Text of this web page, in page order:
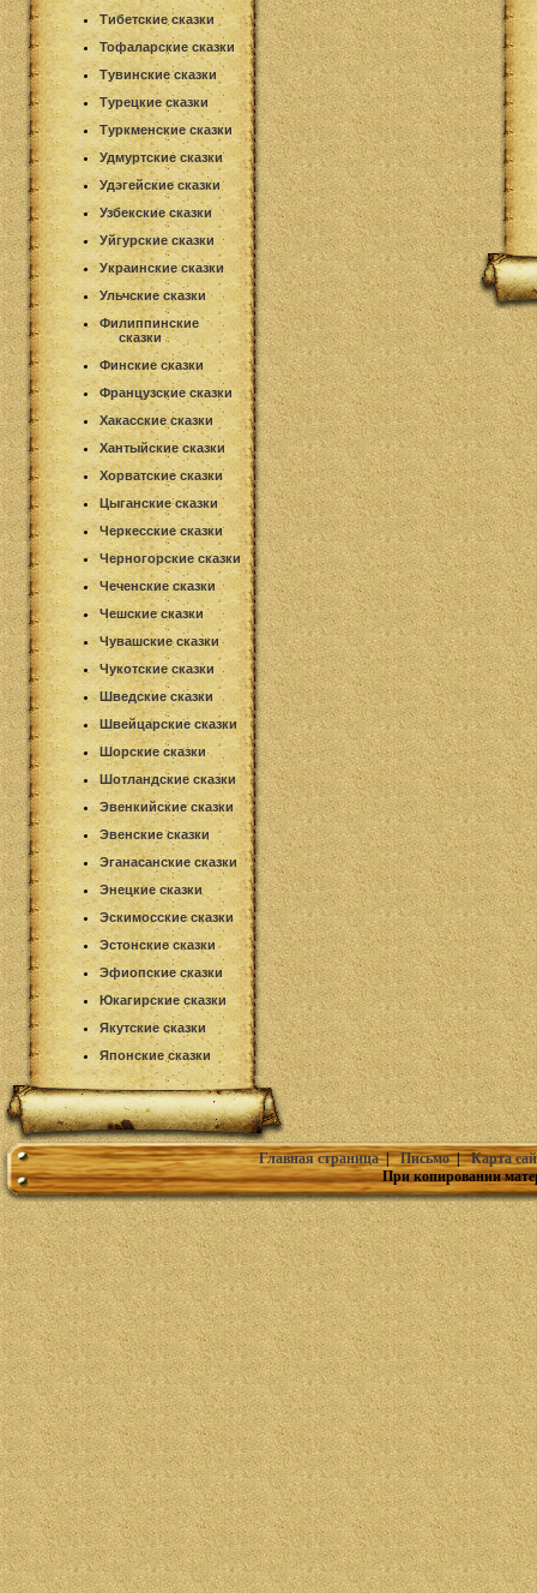
Тибетские сказки
Тофаларские сказки
Тувинские сказки
Турецкие сказки
Туркменские сказки
Удмуртские сказки
Удэгейские сказки
Узбекские сказки
Уйгурские сказки
Украинские сказки
Ульчские сказки
Филиппинские
сказки
Финские сказки
Французские сказки
Хакасские сказки
Хантыйские сказки
Хорватские сказки
Цыганские сказки
Черкесские сказки
Черногорские сказки
Чеченские сказки
Чешские сказки
Чувашские сказки
Чукотские сказки
Шведские сказки
Швейцарские сказки
Шорские сказки
Шотландские сказки
Эвенкийские сказки
Эвенские сказки
Эганасанские сказки
Энецкие сказки
Эскимосские сказки
Эстонские сказки
Эфиопские сказки
Юкагирские сказки
Якутские сказки
Японские сказки
Главная страница|Письмо|Карта
При копировании